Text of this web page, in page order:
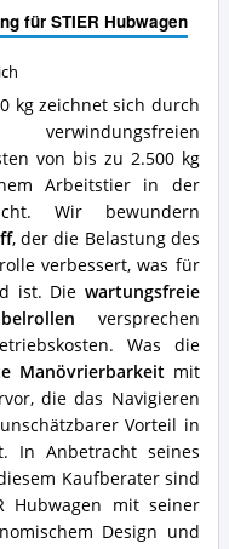
für STIER Hubwagen
kg zeichnet sich durch
von bis zu 2.500 kg
Arbeitstier in der
Wir bewundern
, der die Belastung des
verbessert, was für
ist. Die wartungsfreie
versprechen
Was die
Manövrierbarkeit mit
die das Navigieren
Vorteil in
In Anbetracht seines
Kaufberater sind
Hubwagen mit seiner
Design und